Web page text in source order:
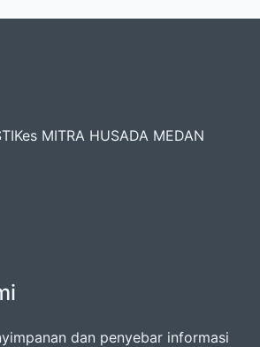
MITRA HUSADA MEDAN
dan penyebar informasi